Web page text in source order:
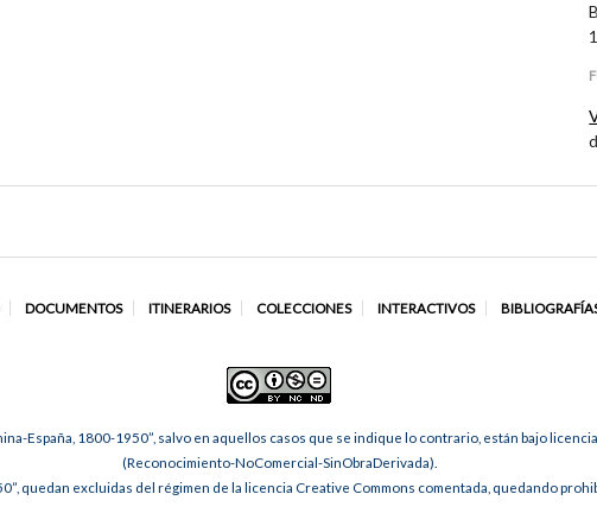
DOCUMENTOS ITINERARIOS COLECCIONES INTERACTIVOS
España, 1800-1950”, salvo en aquellos casos que se indique lo contrario, están bajo
(Reconocimiento-NoComercial-SinObraDerivada).
quedan excluidas del régimen de la licencia Creative Commons comentada, quedando